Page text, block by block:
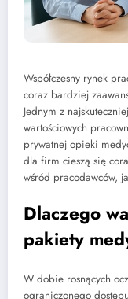
Współczesny rynek
coraz bardziej
Jednym z
wartościowych
prywatnej opieki
dla firm cieszą się
wśród pracodawców,
Dlaczego
pakiety
W dobie rosnących
ograniczonego